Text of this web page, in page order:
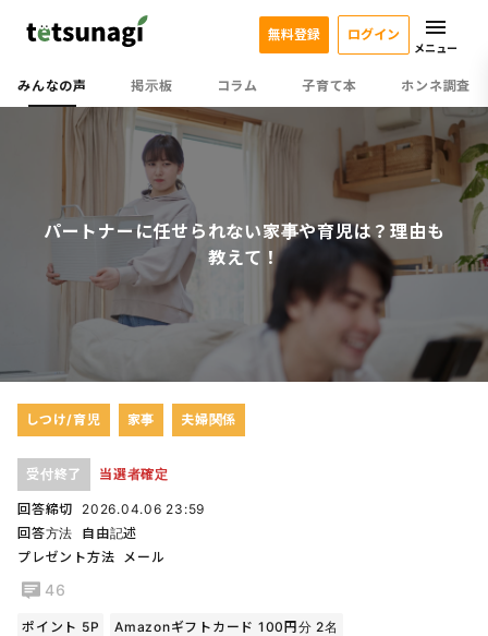
みんなの声 掲示板 コラム 子育て本 ホンネ調査
無料登録 ログイン
メニュー
パートナーに任せられない家事や育児は？理由も
教えて！
しつけ/育児 家事 夫婦関係
受付終了 当選者確定
回答締切
2026.04.06 23:59
回答方法
自由記述
プレゼント方法
メール
46
ポイント 5P Amazonギフトカード 100円分 2名